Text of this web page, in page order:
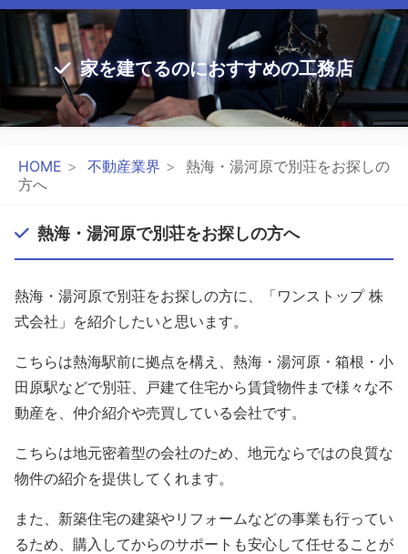
家を建てるのにおすすめの工務店
HOME 不動産業界
熱海・湯河原で別荘をお探しの
方へ
熱海・湯河原で別荘をお探しの方へ
熱海・湯河原で別荘をお探しの方に、「ワンストップ 株
式会社」を紹介したいと思います。
こちらは熱海駅前に拠点を構え、熱海・湯河原・箱根・小
田原駅などで別荘、戸建て住宅から賃貸物件まで様々な不
動産を、仲介紹介や売買している会社です。
こちらは地元密着型の会社のため、地元ならではの良質な
物件の紹介を提供してくれます。
また、新築住宅の建築やリフォームなどの事業も行ってい
るため、購入してからのサポートも安心して任せることが